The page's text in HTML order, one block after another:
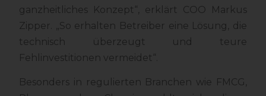
ganzheitliches Konzept“, erklärt COO Markus
Zipper. „So erhalten Betreiber eine Lösung, die
technisch überzeugt und teure
Fehlinvestitionen vermeidet“.
Besonders in regulierten Branchen wie FMCG,